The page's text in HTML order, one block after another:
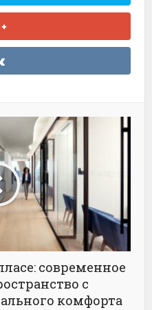
современное
с
комфорта